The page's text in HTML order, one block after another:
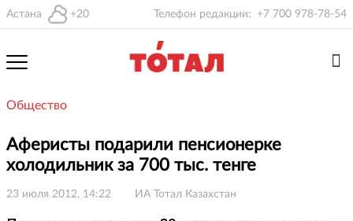
Астана +20 Телефон редакции: +7 700 978-78-54
Общество
Аферисты подарили пенсионерке
холодильник за 700 тыс. тенге
23 июля 2012, 14:22 ИА Тотал Казахстан